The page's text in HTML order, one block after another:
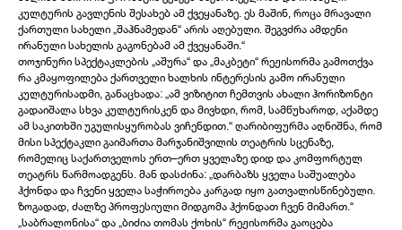
კულტურის გავლენის შესახებ ამ ქვეყანაზე. ეს მაშინ, როცა მრავალი
ქართული სახელი „შაჰნამედან“ არის აღებული. შეგვძრა ამდენი
ირანული სახელის გაგონებამ ამ ქვეყანაში.“
თოჯინური სპექტაკლების „აშურა“ და „მაკბეტი“ რეჟისორმა გამოთქვა
რა კმაყოფილება ქართველი ხალხის ინტერესის გამო ირანული
კულტურისადმი, განაცხადა: „ამ ვიზიტით ჩემთვის ახალი ჰორიზონტი
გადაიშალა სხვა კულტურისკენ და მივხდი, რომ, სამწუხაროდ, აქამდე
ამ საკითხში უგულისყურობას ვიჩენდით.“ ღარიბიფურმა აღნიშნა, რომ
მისი სპექტაკლი გაიმართა მარჯანიშვილის თეატრის სცენაზე,
რომელიც საქართველოს ერთ–ერთ ყველაზე დიდ და კომფორტულ
თეატრს წარმოადგენს. მან დასძინა: „დარბაზს ყველა საშუალება
ჰქონდა და ჩვენი ყველა საჭიროება კარგად იყო გათვალისწინებული.
ზოგადად, ძალზე პროფესიული მიდგომა ჰქონდათ ჩვენ მიმართ.“
„საბრალონისა“ და „ბიძია თომას ქოხის“ რეჟისორმა გაოცება